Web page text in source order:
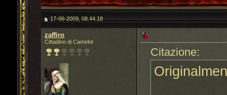
17-06-2009, 08.44.18
zaffiro
Cittadino di Camelot
Citazione: